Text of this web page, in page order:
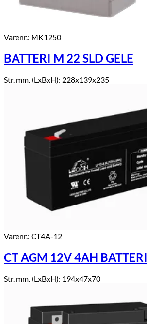
Varenr.: MK1250
BATTERI M 22 SLD GELE
Str. mm. (LxBxH): 228x139x235
Varenr.: CT4A-12
CT AGM 12V 4AH BATTERI
Str. mm. (LxBxH): 194x47x70